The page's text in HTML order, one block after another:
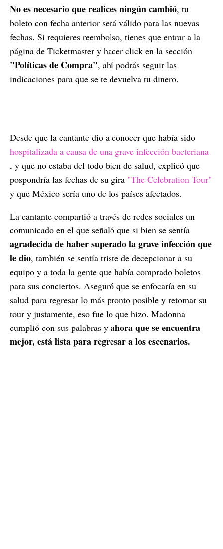
No es necesario que realices ningún cambió, tu
boleto con fecha anterior será válido para las nuevas
fechas. Si requieres reembolso, tienes que entrar a la
página de Ticketmaster y hacer click en la sección
"Políticas de Compra", ahí podrás seguir las
indicaciones para que se te devuelva tu dinero.
Desde que la cantante dio a conocer que había sido
hospitalizada a causa de una grave infección bacteriana
, y que no estaba del todo bien de salud, explicó que
pospondría las fechas de su gira "The Celebration Tour"
y que México sería uno de los países afectados.
La cantante compartió a través de redes sociales un
comunicado en el que señaló que si bien se sentía
agradecida de haber superado la grave infección que
le dio, también se sentía triste de decepcionar a su
equipo y a toda la gente que había comprado boletos
para sus conciertos. Aseguró que se enfocaría en su
salud para regresar lo más pronto posible y retomar su
tour y justamente, eso fue lo que hizo. Madonna
cumplió con sus palabras y ahora que se encuentra
mejor, está lista para regresar a los escenarios.